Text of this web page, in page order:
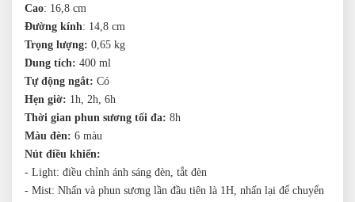
Cao: 16,8 cm
Đường kính: 14,8 cm
Trọng lượng: 0,65 kg
Dung tích: 400 ml
Tự động ngắt: Có
Hẹn giờ: 1h, 2h, 6h
Thời gian phun sương tối đa: 8h
Màu đèn: 6 màu
Nút điều khiển:
- Light: điều chỉnh ánh sáng đèn, tắt đèn
- Mist: Nhấn và phun sương lần đầu tiên là 1H, nhấn lại để chuyển